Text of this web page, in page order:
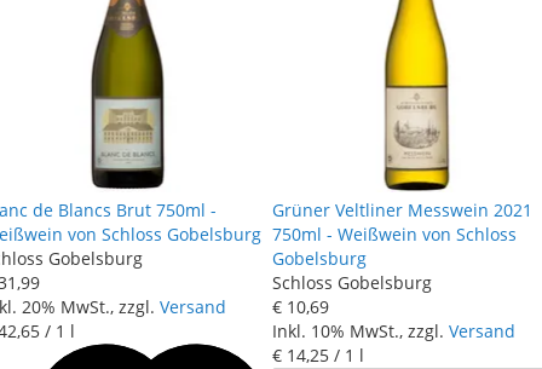
de Blancs Brut 750ml -
von Schloss Gobelsburg
Gobelsburg
,99
20% MwSt., zzgl. Versand
,65 / 1 l
Grüner Veltliner Messwein 2021
750ml - Weißwein von Schloss
Gobelsburg
Schloss Gobelsburg
€ 10,69
Inkl. 10% MwSt., zzgl. Versand
€ 14,25 / 1 l